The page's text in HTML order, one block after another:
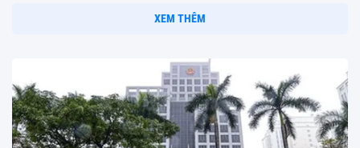
XEM THÊM
Chính sách